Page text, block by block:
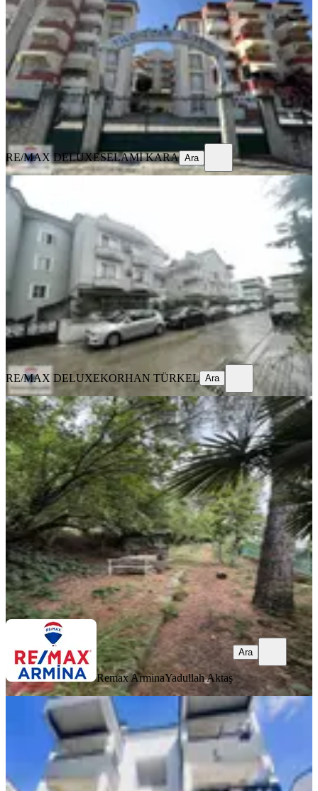
İzmit, Tepeköy Mahallesi
3+1·140 m²·Bahçe katı·08.08.2026
4.900.000 ₺
RE/MAX DELUXE SELAMİ KARA
Ara
RE/MAX DELUXESELAMİ KARA Ara
BALKONLU
Yenişehir De 230 M'2 4+1 Ultraluks
Özel Yapım Satılık Daire
İzmit, Yenişehir Mahallesi
4+1·260 m²·2. Kat·08.08.2026
6.750.000 ₺
RE/MAX DELUXEKORHAN TÜRKEL
Ara
RE/MAX DELUXEKORHAN TÜRKEL Ara
SİTE İÇİ
Re/max Arminadan Şirintepede 3+1
Ara Kat Fırsatı!
İzmit, Şirintepe Mahallesi
3+1 · 120 m²·4. Kat·06.08.2026
2.675.000 ₺
Remax ArminaYadullah Aktaş
Ara
Remax ArminaYadullah Aktaş
Ara
BALKONLU
Şehir Hastanesi Karşısı Mektebim
Koleji Üstü 3+1
İzmit, Gündoğdu Mahallesi
3+1 · 130 m²·Düz Giriş (Zemin)·06.08.2026